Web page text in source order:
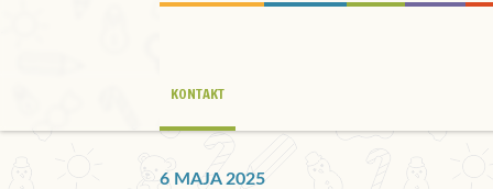
KONTAKT
6 MAJA 2025